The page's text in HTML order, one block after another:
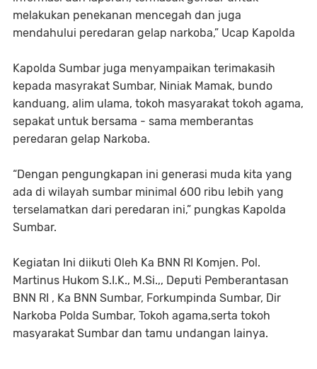
melakukan penekanan mencegah dan juga
mendahului peredaran gelap narkoba,” Ucap Kapolda
Kapolda Sumbar juga menyampaikan terimakasih
kepada masyrakat Sumbar, Niniak Mamak, bundo
kanduang, alim ulama, tokoh masyarakat tokoh agama,
sepakat untuk bersama - sama memberantas
peredaran gelap Narkoba.
“Dengan pengungkapan ini generasi muda kita yang
ada di wilayah sumbar minimal 600 ribu lebih yang
terselamatkan dari peredaran ini,” pungkas Kapolda
Sumbar.
Kegiatan Ini diikuti Oleh Ka BNN RI Komjen. Pol.
Martinus Hukom S.I.K., M.Si.,, Deputi Pemberantasan
BNN RI , Ka BNN Sumbar, Forkumpinda Sumbar, Dir
Narkoba Polda Sumbar, Tokoh agama,serta tokoh
masyarakat Sumbar dan tamu undangan lainya.